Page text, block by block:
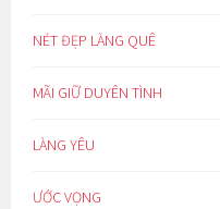
NÉT ĐẸP LÀNG QUÊ
MÃI GIỮ DUYÊN TÌNH
LÀNG YÊU
ƯỚC VỌNG